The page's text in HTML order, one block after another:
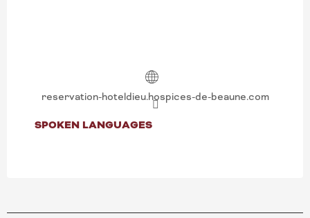
reservation-hoteldieu.hospices-de-beaune.com
SPOKEN LANGUAGES
SPOKEN LANGUAGES